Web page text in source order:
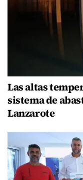
Las altas
sistema de
Lanzarote